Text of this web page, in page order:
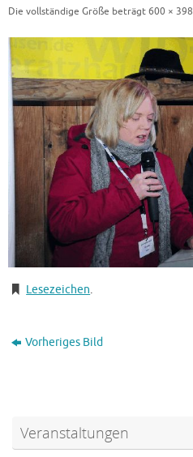
Die vollständige Größe beträgt600 × 398
Lesezeichen.
Vorheriges Bild
Veranstaltungen